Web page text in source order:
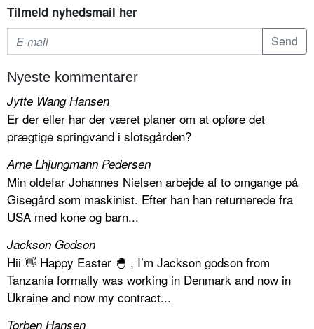
Tilmeld nyhedsmail her
Nyeste kommentarer
Jytte Wang Hansen
Er der eller har der været planer om at opføre det
prægtige springvand i slotsgården?
Arne Lhjungmann Pedersen
Min oldefar Johannes Nielsen arbejde af to omgange på
Gisegård som maskinist. Efter han han returnerede fra
USA med kone og barn...
Jackson Godson
Hii 👋 Happy Easter 🐣 , I’m Jackson godson from
Tanzania formally was working in Denmark and now in
Ukraine and now my contract...
Torben Hansen